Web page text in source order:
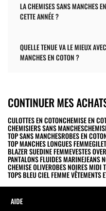
LA CHEMISES SANS MANCHES
CETTE ANNÉE ?
QUELLE TENUE VA LE MIEUX
MANCHES EN COTON ?
CONTINUER MES
CULOTTES EN COTONCHEMISE EN
CHEMISIERS SANS MANCHES
TOP SANS MANCHESROBES EN
TOP MANCHES LONGUES FEMME
BLAZER SUEDINE FEMMEVESTES
PANTALONS FLUIDES MARINEJEANS
CHEMISE OLIVEROBES NOIRES MIDI
TOPS BLEU CIEL FEMME VÊTEMENTS
AIDE